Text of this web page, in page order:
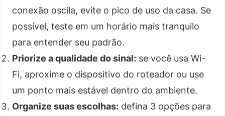
conexão oscila, evite o pico de uso da casa. Se
possível, teste em um horário mais tranquilo
para entender seu padrão.
Priorize a qualidade do sinal: se você usa Wi-
Fi, aproxime o dispositivo do roteador ou use
um ponto mais estável dentro do ambiente.
Organize suas escolhas: defina 3 opções para